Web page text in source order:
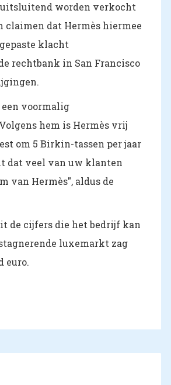
uitsluitend worden verkocht
claimen dat Hermès hiermee
klacht
rechtbank in San Francisco
voormalig
hem is Hermès vrij
om 5 Birkin-tassen per jaar
dat veel van uw klanten
van Hermès", aldus de
de cijfers die het bedrijf kan
luxemarkt zag
euro.